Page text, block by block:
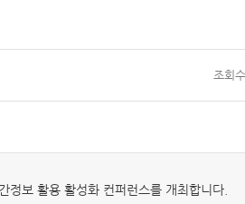
조회수
보 활용 활성화 컨퍼런스를 개최합니다.